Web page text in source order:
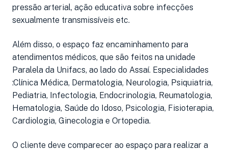
pressão arterial, ação educativa sobre infecções
sexualmente transmissíveis etc.
Além disso, o espaço faz encaminhamento para
atendimentos médicos, que são feitos na unidade
Paralela da Unifacs, ao lado do Assaí. Especialidades
:Clínica Médica, Dermatologia, Neurologia, Psiquiatria,
Pediatria, Infectologia, Endocrinologia, Reumatologia,
Hematologia, Saúde do Idoso, Psicologia, Fisioterapia,
Cardiologia, Ginecologia e Ortopedia.
O cliente deve comparecer ao espaço para realizar a